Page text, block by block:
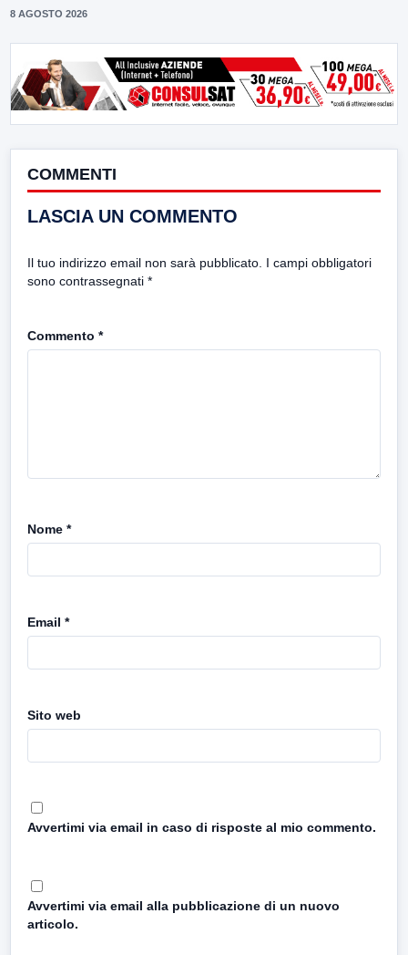
8 AGOSTO 2026
COMMENTI
LASCIA UN COMMENTO
Il tuo indirizzo email non sarà pubblicato. I campi obbligatori
sono contrassegnati *
Commento *
Nome *
Email *
Sito web
Avvertimi via email in caso di risposte al mio commento.
Avvertimi via email alla pubblicazione di un nuovo
articolo.